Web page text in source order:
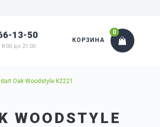
13-50
до 21:00
КОРЗИНА
0
Oak Woodstyle K2221